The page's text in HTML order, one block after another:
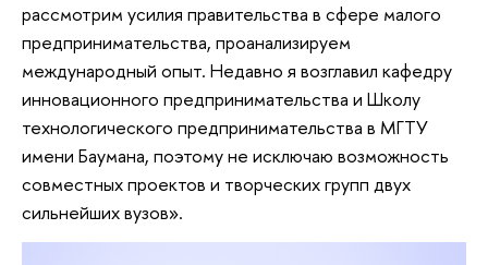
рассмотрим усилия правительства в сфере малого
предпринимательства, проанализируем
международный опыт. Недавно я возглавил кафедру
инновационного предпринимательства и Школу
технологического предпринимательства в МГТУ
имени Баумана, поэтому не исключаю возможность
совместных проектов и творческих групп двух
сильнейших вузов».